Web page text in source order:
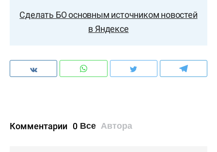
Сделать БО основным источником новостей
в Яндексе
Комментарии 0 Все Автора